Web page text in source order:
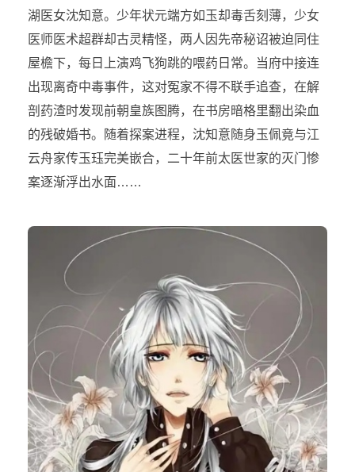
湖医女沈知意。少年状元端方如玉却毒舌刻薄，少女
医师医术超群却古灵精怪，两人因先帝秘诏被迫同住
屋檐下，每日上演鸡飞狗跳的喂药日常。当府中接连
出现离奇中毒事件，这对冤家不得不联手追查，在解
剖药渣时发现前朝皇族图腾，在书房暗格里翻出染血
的残破婚书。随着探案进程，沈知意随身玉佩竟与江
云舟家传玉珏完美嵌合，二十年前太医世家的灭门惨
案逐渐浮出水面……